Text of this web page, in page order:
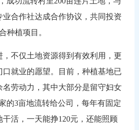
合作社达成合作协议，共同投资
种植项目。
不仅土地资源得到有效利用，更
就业的愿望。目前，种植基地已
名劳动力，其中大部分是留守妇女
的3亩地流转给公司，每年有固定
活，一天能挣120元，还能照顾